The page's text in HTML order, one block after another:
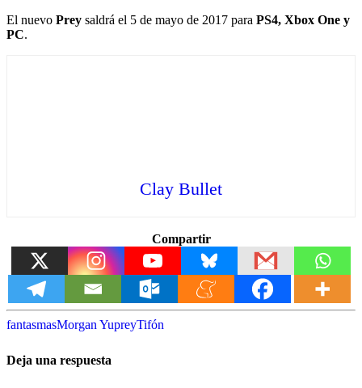
El nuevo Prey saldrá el 5 de mayo de 2017 para PS4, Xbox One y
PC.
Clay Bullet
Compartir
fantasmasMorgan YupreyTifón
Deja una respuesta